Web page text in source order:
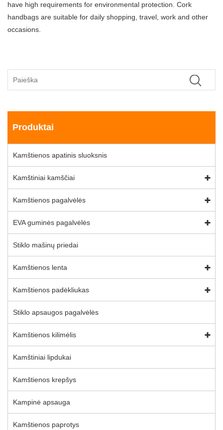
have high requirements for environmental protection. Cork
handbags are suitable for daily shopping, travel, work and other
occasions.
Produktai
Kamštienos apatinis sluoksnis
Kamštiniai kamščiai
Kamštienos pagalvėlės
EVA guminės pagalvėlės
Stiklo mašinų priedai
Kamštienos lenta
Kamštienos padėkliukas
Stiklo apsaugos pagalvėlės
Kamštienos kilimėlis
Kamštiniai lipdukai
Kamštienos krepšys
Kampinė apsauga
Kamštienos paprotys